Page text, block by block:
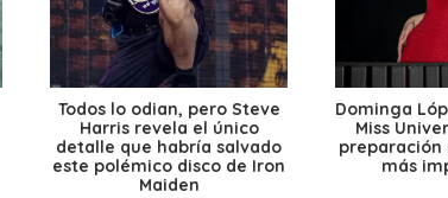
Todos lo odian, pero Steve
Harris revela el único
detalle que habría salvado
este polémico disco de Iron
Maiden
Dominga
Miss
preparación
más